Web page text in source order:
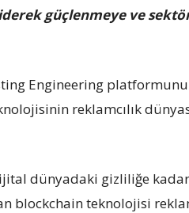
güçlenmeye ve
Engineering
reklamcılık
dünyadaki gizliliğe
blockchain teknolojisi